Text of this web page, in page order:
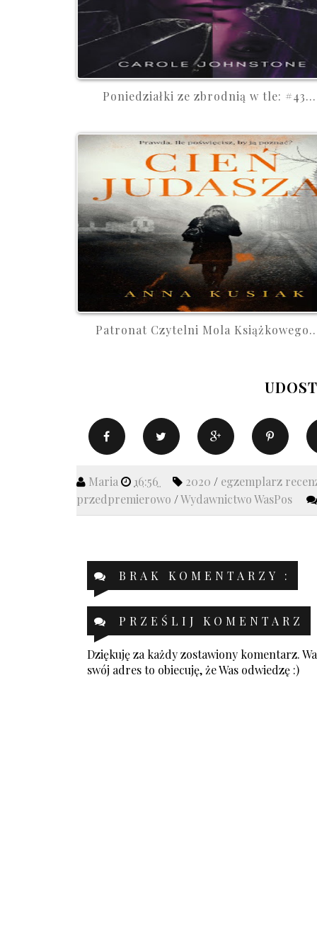
Poniedziałki ze zbrodnią w tle: #43...
Patronat Czytelni Mola
Maria 16:56 2020 / egzemplarz
przedpremierowo /Wydawnictwo WasPos
BRAK KOMENTARZY :
PRZEŚLIJ KOMENTARZ
Dziękuję za każdy zostawiony komentarz.
swój adres to obiecuję, że Was odwiedzę :)